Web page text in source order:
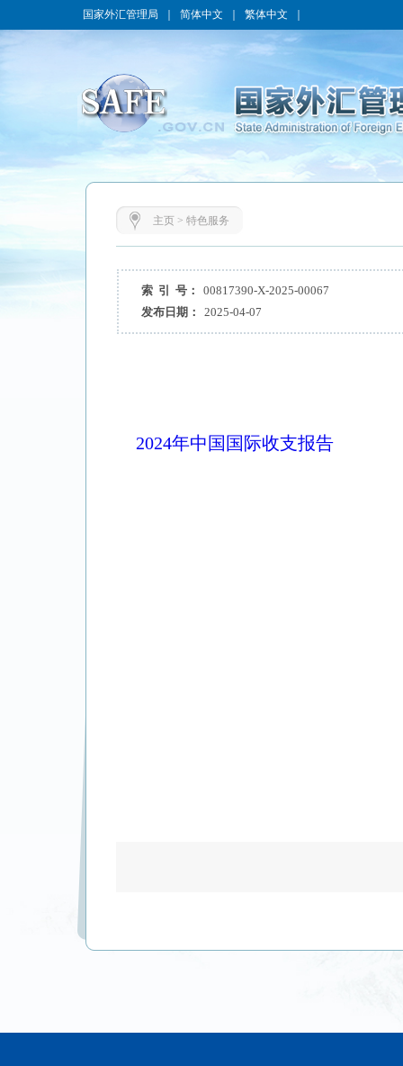
国家外汇管理局 简体中文 繁体中文
主页> 特色服务
索 引 号：
00817390-X-2025-00067
发布日期：
2025-04-07
2024年中国国际收支报告